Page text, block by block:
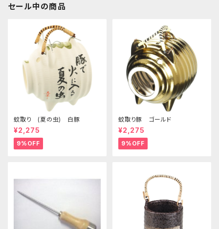
セール中の商品
蚊取り (夏の虫) 白豚
¥2,275
9%OFF
蚊取り豚 ゴールド
¥2,275
9%OFF